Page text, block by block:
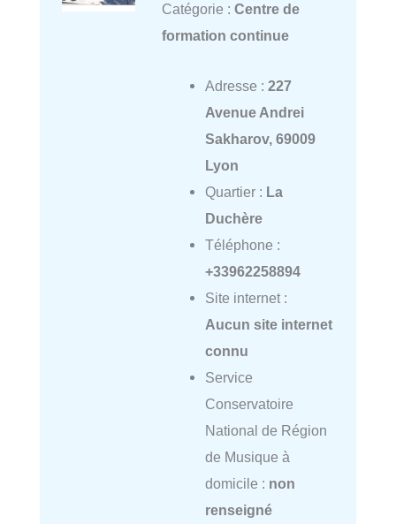
Catégorie : Centre de
formation continue
Adresse : 227
Avenue Andrei
Sakharov, 69009
Lyon
Quartier : La
Duchère
Téléphone :
+33962258894
Site internet :
Aucun site internet
connu
Service
Conservatoire
National de Région
de Musique à
domicile : non
renseigné